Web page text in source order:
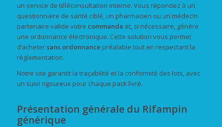
un service de téléconsultation interne. Vous répondez à un
questionnaire de santé ciblé, un pharmacien ou un médecin
partenaire valide votre commande et, si nécessaire, génère
une ordonnance électronique. Cette solution vous permet
d’achetersans ordonnance préalable tout en respectant la
réglementation.
Notre site garantit la traçabilité et la conformité des lots, avec
un suivi rigoureux pour chaque pack livré.
Présentation générale du Rifampin
générique